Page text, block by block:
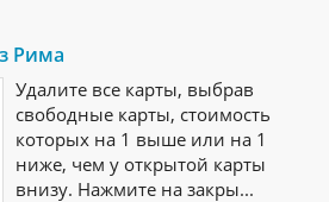
Рима
Удалите все карты, выбрав
свободные карты, стоимость
которых на 1 выше или на 1
ниже, чем у открытой карты
внизу. Нажмите на закры...